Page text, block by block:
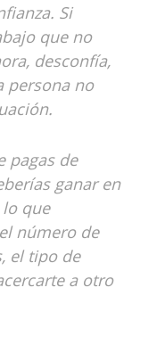
Si
que no
desconfía,
persona no
pagas de
ganar en
que
número de
el tipo de
a otro